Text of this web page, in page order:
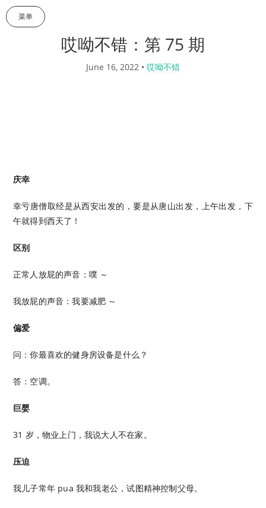
菜单
哎呦不错：第 75 期
June 16, 2022 • 哎呦不错
庆幸
幸亏唐僧取经是从西安出发的，要是从唐山出发，上午出发，下
午就得到西天了！
区别
正常人放屁的声音：噗 ～
我放屁的声音：我要减肥 ～
偏爱
问：你最喜欢的健身房设备是什么？
答：空调。
巨婴
31 岁，物业上门，我说大人不在家。
压迫
我儿子常年 pua 我和我老公，试图精神控制父母。